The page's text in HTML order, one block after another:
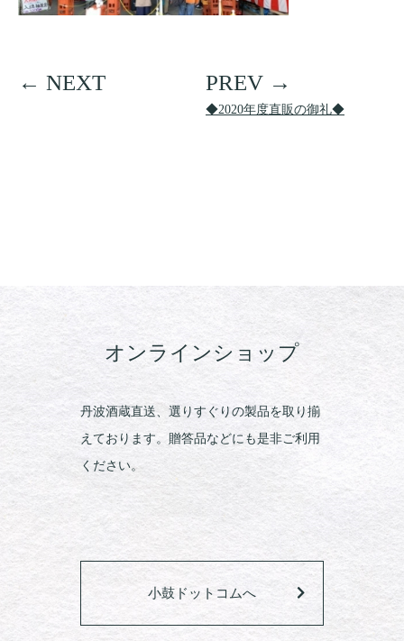
◆2020年度直販の御礼◆
オンラインショップ
丹波酒蔵直送、選りすぐりの製品を取り揃
えております。贈答品などにも是非ご利用
ください。
小鼓ドットコムへ